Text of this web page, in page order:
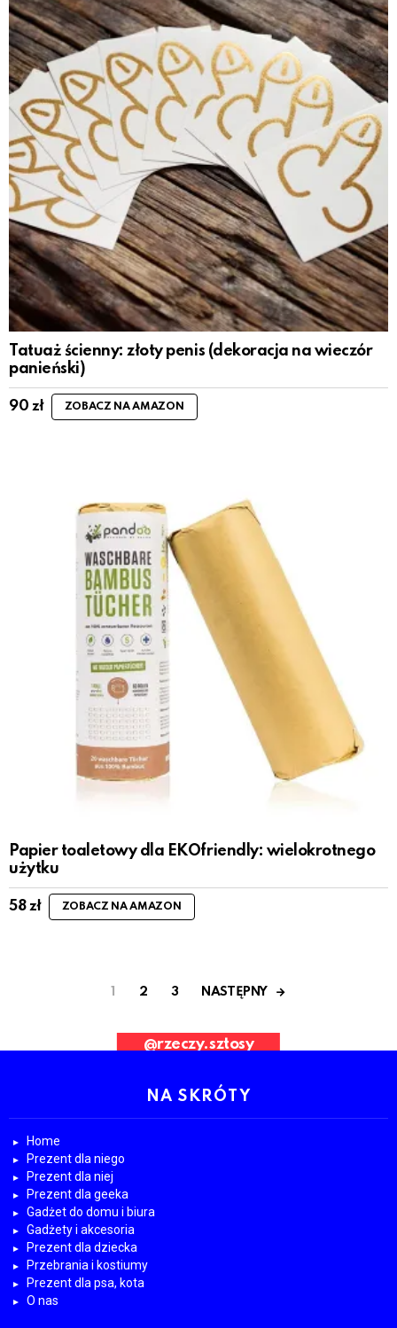
Tatuaż ścienny: złoty penis (dekoracja na wieczór
panieński)
90 zł ZOBACZ NA AMAZON
Papier toaletowy dla EKOfriendly: wielokrotnego
użytku
58zł ZOBACZ NA AMAZON
2 3 NASTĘPNY
Bad Request. Error validating application
@rzeczy.sztosy
NA SKRÓTY
Home
Prezent dla niego
Prezent dla niej
Prezent dla geeka
Gadżet do domu i biura
Gadżety i akcesoria
Prezent dla dziecka
Przebrania i kostiumy
Prezent dla psa, kota
O nas